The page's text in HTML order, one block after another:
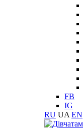
FB
IG
RU UA EN